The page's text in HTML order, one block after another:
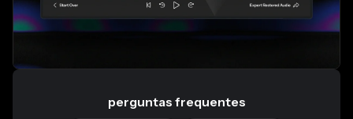
perguntas frequentes